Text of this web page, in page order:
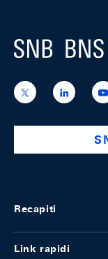
Logo
https://x.com/
Recapiti
Link rapidi